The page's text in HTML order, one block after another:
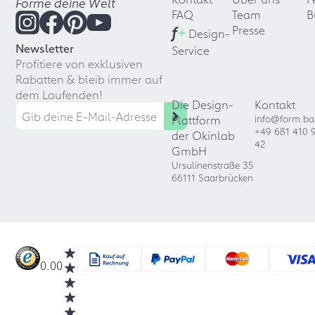
Newsletter
Profitiere von exklusiven
Rabatten & bleib immer auf
dem Laufenden!
FAQ
f+ Design-
Service
Team
Presse
Die Design-
Plattform
der Okinlab
GmbH
Ursulinenstraße 35
66111 Saarbrücken
Kontakt
+49 681 410
42
0.00